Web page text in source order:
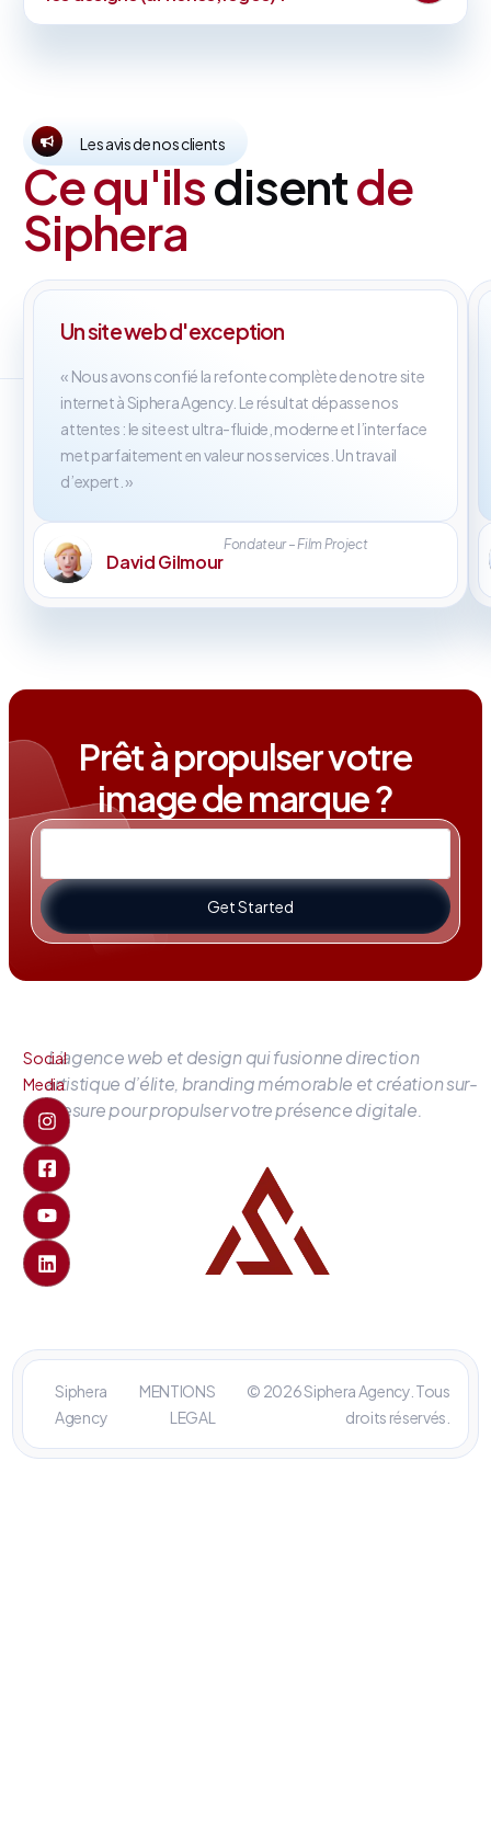
Les avis de nos clients
Ce qu'ilsdisentde
Siphera
Un site web d'exception
« Nous avons confié la refonte complète de notre site
internet à Siphera Agency. Le résultat dépasse nos
attentes : le site est ultra-fluide, moderne et l’interface
met parfaitement en valeur nos services. Un travail
d’expert. »
David Gilmour
Fondateur – Film Project
Prêt à propulser votre
image de marque ?
Get Started
L’agence web et design qui fusionne direction
artistique d’élite, branding mémorable et création sur-
mesure pour propulser votre présence digitale.
Social
Media
Siphera
Agency
MENTIONS
LEGAL
© 2026 Siphera Agency. Tous
droits réservés.